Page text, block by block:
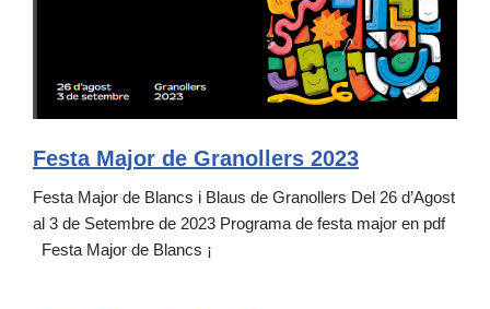
Festa Major de Granollers 2023
Festa Major de Blancs i Blaus de Granollers Del 26 d’Agost
al 3 de Setembre de 2023 Programa de festa major en pdf
Festa Major de Blancs ¡